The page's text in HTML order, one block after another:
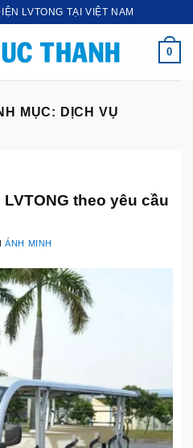
LVTONG TẠI VIỆT NAM
0
MỤC: DỊCH VỤ
theo yêu cầu
ÁNH MINH